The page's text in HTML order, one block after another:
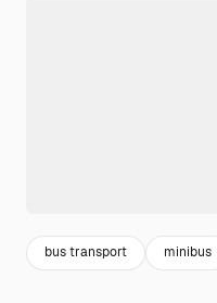
bus transport minibus